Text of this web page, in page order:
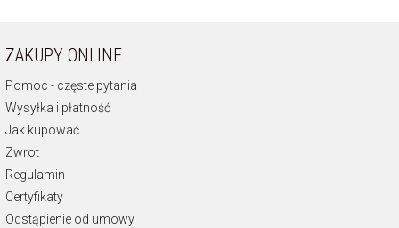
ZAKUPY ONLINE
Pomoc - częste pytania
Wysyłka i płatność
Jak kupować
Zwrot
Regulamin
Certyfikaty
Odstąpienie od umowy